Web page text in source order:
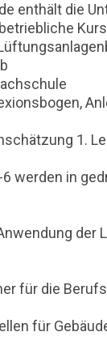
enthält die
1.
werden in
der
für die
für